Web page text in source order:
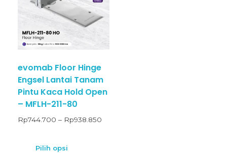
evomab Floor Hinge
Engsel Lantai Tanam
Pintu Kaca Hold Open
– MFLH-211-80
Rp744.700 – Rp938.850
Pilih opsi